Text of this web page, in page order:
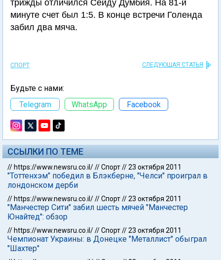
трижды отличился Сейду Думбия. На 81-й
минуте счет был 1:5. В конце встречи Голенда
забил два мяча.
СПОРТ СЛЕДУЮЩАЯ СТАТЬЯ
Будьте с нами:
Telegram
WhatsApp Facebook
ССЫЛКИ ПО ТЕМЕ
// https://www.newsru.co.il///Спорт//23 октября 2011
"Тоттенхэм" победил в Блэкберне, "Челси" проиграл в
лондонском дерби
// https://www.newsru.co.il///Спорт//23 октября 2011
"Манчестер Сити" забил шесть мячей "Манчестер
Юнайтед": обзор
// https://www.newsru.co.il///Спорт//23 октября 2011
Чемпионат Украины: в Донецке "Металлист" обыграл
"Шахтер"